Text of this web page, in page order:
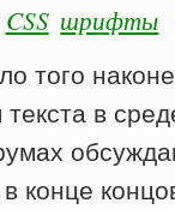
CSS шрифты
того
в
конце